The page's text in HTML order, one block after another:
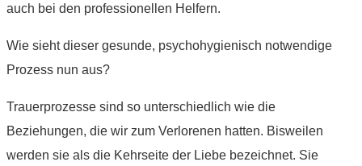
auch bei den professionellen Helfern.
Wie sieht dieser gesunde, psychohygienisch notwendige
Prozess nun aus?
Trauerprozesse sind so unterschiedlich wie die
Beziehungen, die wir zum Verlorenen hatten. Bisweilen
werden sie als die Kehrseite der Liebe bezeichnet. Sie